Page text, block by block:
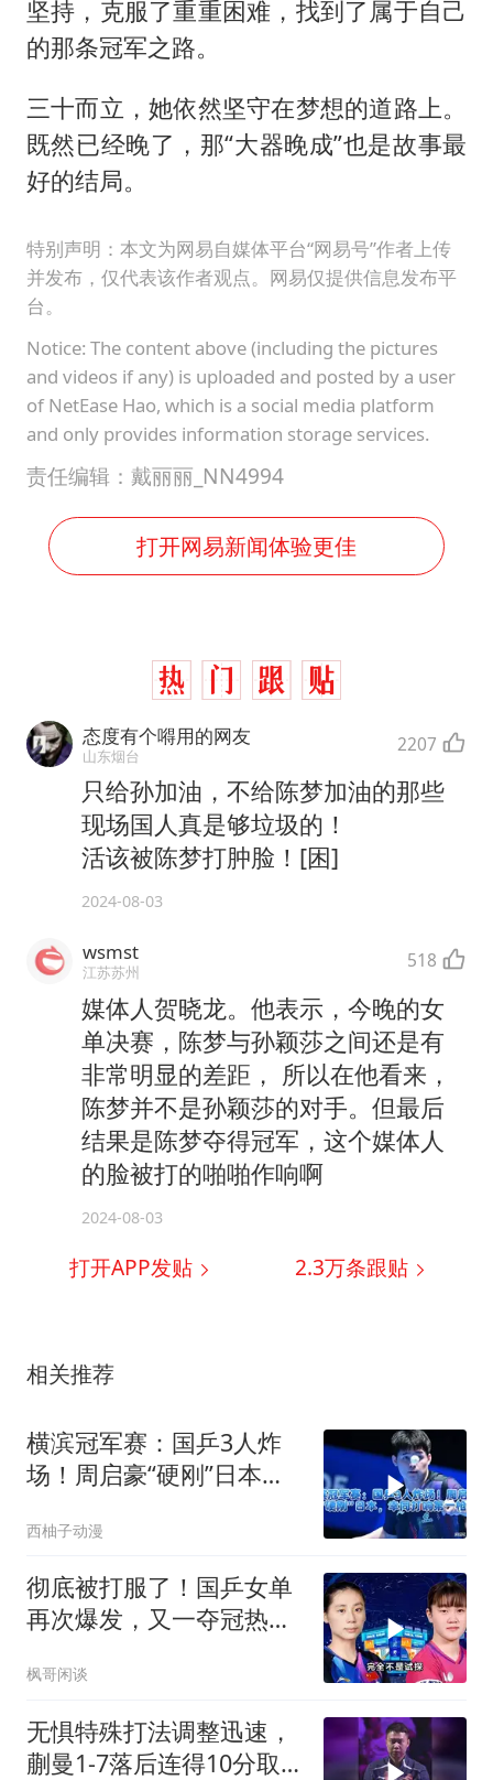
坚持，克服了重重困难，找到了属于自己
的那条冠军之路。
三十而立，她依然坚守在梦想的道路上。
既然已经晚了，那“大器晚成”也是故事最
好的结局。
特别声明：本文为网易自媒体平台“网易号”作者上传
并发布，仅代表该作者观点。网易仅提供信息发布平
台。
Notice: The content above (including the pictures
and videos if any) is uploaded and posted by a user
of NetEase Hao, which is a social media platform
and only provides information storage services.
责任编辑：戴丽丽_NN4994
打开网易新闻体验更佳
态度有个嘚用的网友
山东烟台 2207
只给孙加油，不给陈梦加油的那些
现场国人真是够垃圾的！
活该被陈梦打肿脸！[困]
2024-08-03
wsmst
江苏苏州 518
媒体人贺晓龙。他表示，今晚的女
单决赛，陈梦与孙颖莎之间还是有
非常明显的差距， 所以在他看来，
陈梦并不是孙颖莎的对手。但最后
结果是陈梦夺得冠军，这个媒体人
的脸被打的啪啪作响啊
2024-08-03
打开APP发贴 2.3万条跟贴
相关推荐
横滨冠军赛：国乒3人炸
场！周启豪“硬刚”日本，
西柚子动漫
彻底被打服了！国乒女单
再次爆发，又一夺冠热门
枫哥闲谈
无惧特殊打法调整迅速，
蒯曼1-7落后连得10分取